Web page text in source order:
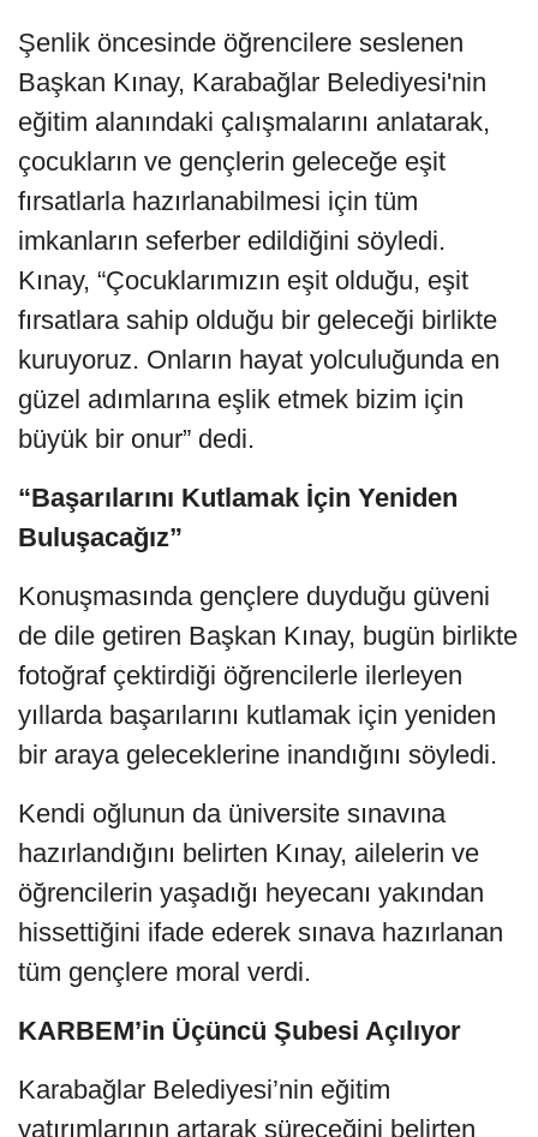
Şenlik öncesinde öğrencilere seslenen
Başkan Kınay, Karabağlar Belediyesi'nin
eğitim alanındaki çalışmalarını anlatarak,
çocukların ve gençlerin geleceğe eşit
fırsatlarla hazırlanabilmesi için tüm
imkanların seferber edildiğini söyledi.
Kınay, “Çocuklarımızın eşit olduğu, eşit
fırsatlara sahip olduğu bir geleceği birlikte
kuruyoruz. Onların hayat yolculuğunda en
güzel adımlarına eşlik etmek bizim için
büyük bir onur” dedi.
“Başarılarını Kutlamak İçin Yeniden
Buluşacağız”
Konuşmasında gençlere duyduğu güveni
de dile getiren Başkan Kınay, bugün birlikte
fotoğraf çektirdiği öğrencilerle ilerleyen
yıllarda başarılarını kutlamak için yeniden
bir araya geleceklerine inandığını söyledi.
Kendi oğlunun da üniversite sınavına
hazırlandığını belirten Kınay, ailelerin ve
öğrencilerin yaşadığı heyecanı yakından
hissettiğini ifade ederek sınava hazırlanan
tüm gençlere moral verdi.
KARBEM’in Üçüncü Şubesi Açılıyor
Karabağlar Belediyesi’nin eğitim
yatırımlarının artarak süreceğini belirten